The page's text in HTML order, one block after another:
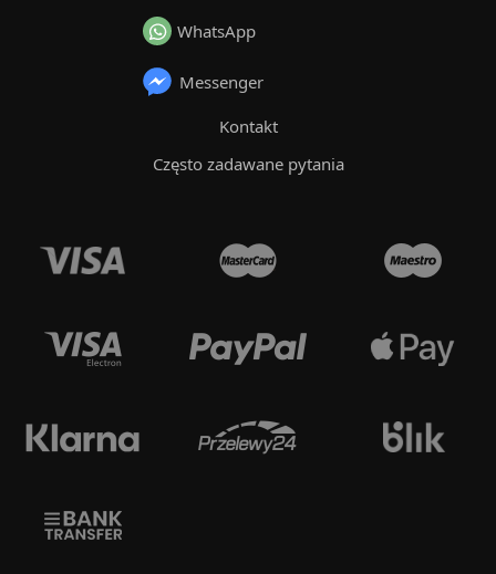
WhatsApp
Messenger
Kontakt
Często zadawane pytania